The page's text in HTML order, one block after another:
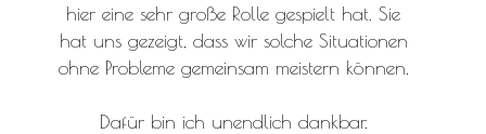
hier eine sehr große Rolle gespielt hat. Sie
hat uns gezeigt, dass wir solche Situationen
ohne Probleme gemeinsam meistern können.
Dafür bin ich unendlich dankbar.